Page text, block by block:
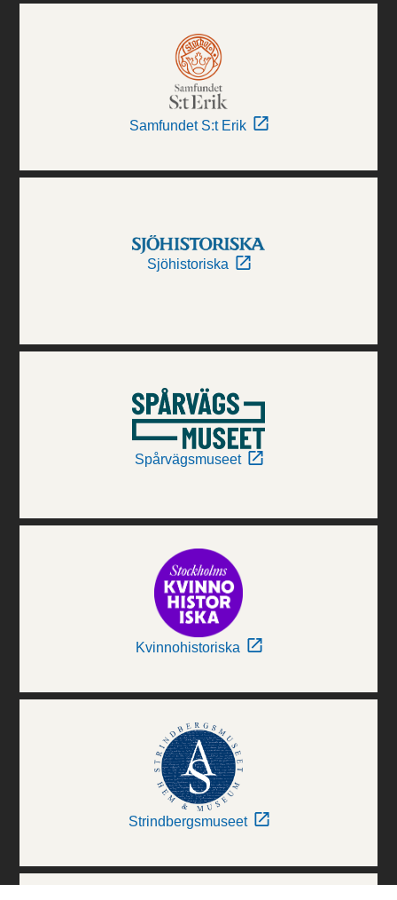
Samfundet S:t Erik
Sjöhistoriska
Spårvägsmuseet
Kvinnohistoriska
Strindbergsmuseet